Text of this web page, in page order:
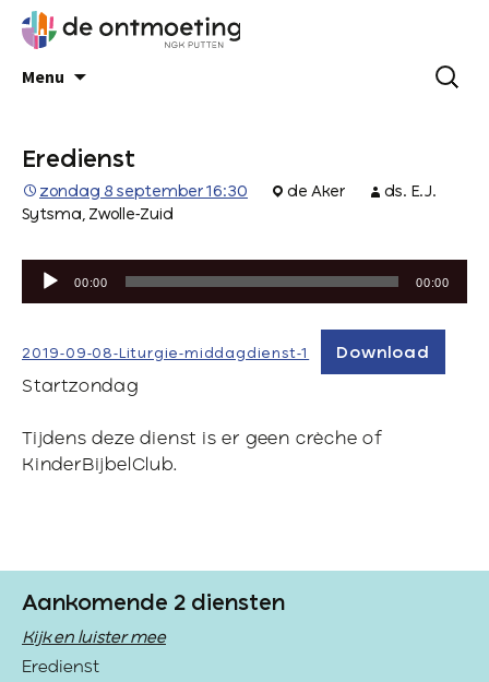
Menu
Eredienst
zondag 8 september 16:30 de Aker
ds. E.J.
Sytsma, Zwolle-Zuid
Audiospeler
00:00 00:00
2019-09-08-Liturgie-middagdienst-1
Download
Startzondag
Tijdens deze dienst is er geen crèche of
KinderBijbelClub.
Aankomende 2 diensten
Kijk en luister mee
Eredienst